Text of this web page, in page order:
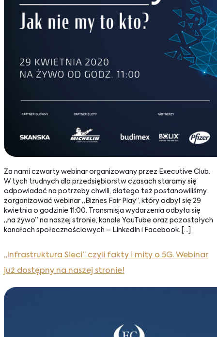
Za nami czwarty webinar organizowany przez Executive Club.
W tych trudnych dla przedsiębiorstw czasach staramy się
odpowiadać na potrzeby chwili, dlatego też postanowiliśmy
zorganizować webinar „Biznes Fair Play”, który odbył się 29
kwietnia o godzinie 11:00. Transmisja wydarzenia odbyła się
„na żywo” na naszej stronie, kanale YouTube oraz pozostałych
kanałach społecznościowych – LinkedIn i Facebook. […]
„Infrastruktura Sieci” czyli fakty i mity o 5G. Webinar
już dostępny na naszej stronie!